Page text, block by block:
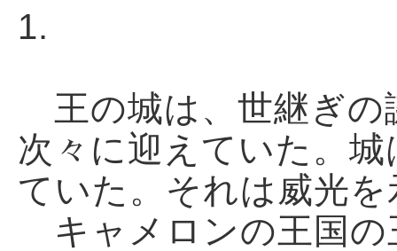
1.
王の城は、世継ぎの
次々に迎えていた。
ていた。それは威光
キャメロンの王国の